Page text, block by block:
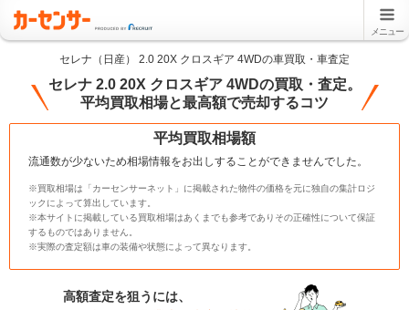
メニュー
セレナ（日産） 2.0 20X クロスギア 4WDの車買取・車査定
セレナ 2.0 20X クロスギア 4WDの買取・査定。
平均買取相場と最高額で売却するコツ
平均買取相場額
流通数が少ないため相場情報をお出しすることができませんでした。
※買取相場は「カーセンサーネット」に掲載された物件の価格を元に独自の集計ロジ
ックによって算出しています。
※本サイトに掲載している買取相場はあくまでも参考でありその正確性について保証
するものではありません。
※実際の査定額は車の装備や状態によって異なります。
高額査定を狙うには、